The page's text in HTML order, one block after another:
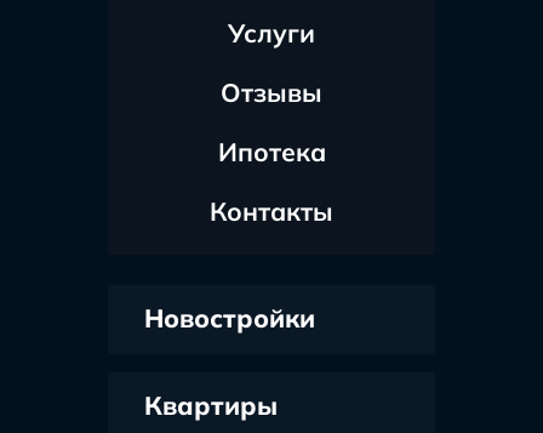
Услуги
Отзывы
Ипотека
Контакты
Новостройки
Квартиры